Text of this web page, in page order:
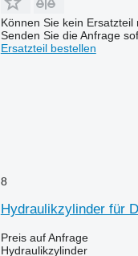
Können Sie kein Ersatzteil
Senden Sie die Anfrage
Ersatzteil bestellen
8
Hydraulikzylinder für
Preis auf Anfrage
Hydraulikzylinder